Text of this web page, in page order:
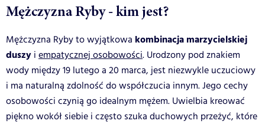
Mężczyzna Ryby - kim jest?
Mężczyzna Ryby to wyjątkowa kombinacja marzycielskiej
duszy i empatycznej osobowości. Urodzony pod znakiem
wody między 19 lutego a 20 marca, jest niezwykle uczuciowy
i ma naturalną zdolność do współczucia innym. Jego cechy
osobowości czynią go idealnym mężem. Uwielbia kreować
piękno wokół siebie i często szuka duchowych przeżyć, które